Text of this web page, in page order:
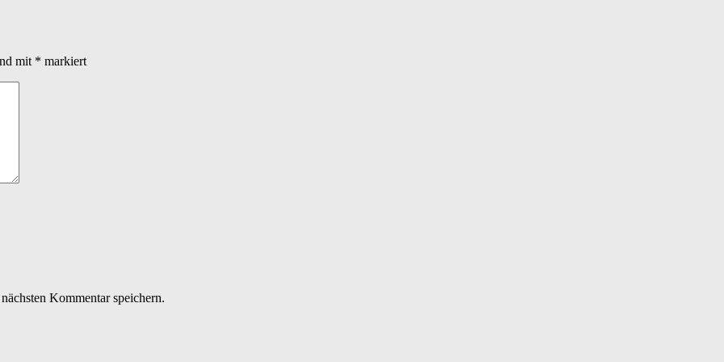
mit * markiert
Kommentar speichern.